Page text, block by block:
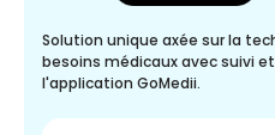
Solution unique axée sur la
besoins médicaux avec suivi
l'application GoMedii.